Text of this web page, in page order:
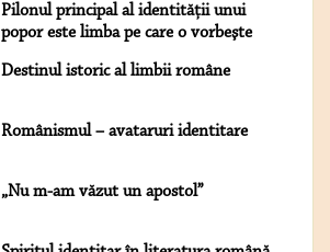
Pilonul principal al identității unui
popor este limba pe care o vorbeşte
Destinul istoric al limbii române
Românismul – avataruri identitare
„Nu m-am văzut un apostol”